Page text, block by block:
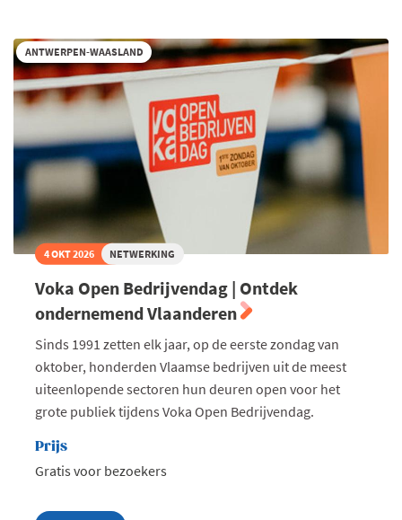
Waarde
als
kompas
in
zorg
ANTWERPEN-WAASLAND
4 OKT 2026 NETWERKING
Voka Open Bedrijvendag | Ontdek
ondernemend Vlaanderen
Sinds 1991 zetten elk jaar, op de eerste zondag van
oktober, honderden Vlaamse bedrijven uit de meest
uiteenlopende sectoren hun deuren open voor het
grote publiek tijdens Voka Open Bedrijvendag.
Prijs
Gratis voor bezoekers